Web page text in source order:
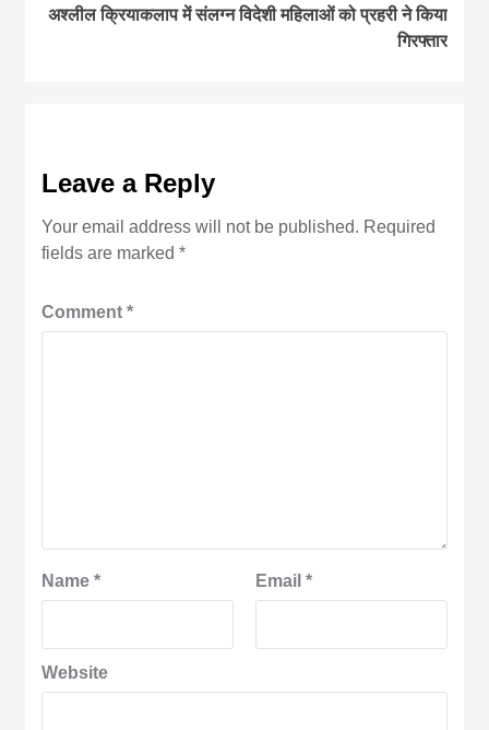
अश्लील क्रियाकलाप में संलग्न विदेशी महिलाओं को प्रहरी ने किया
गिरफ्तार
Leave a Reply
Your email address will not be published. Required
fields are marked*
Comment*
Name* Email *
Website